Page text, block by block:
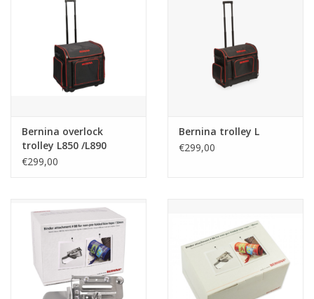
Bernina overlock
trolley L850 /L890
€299,00
Bernina trolley L
€299,00